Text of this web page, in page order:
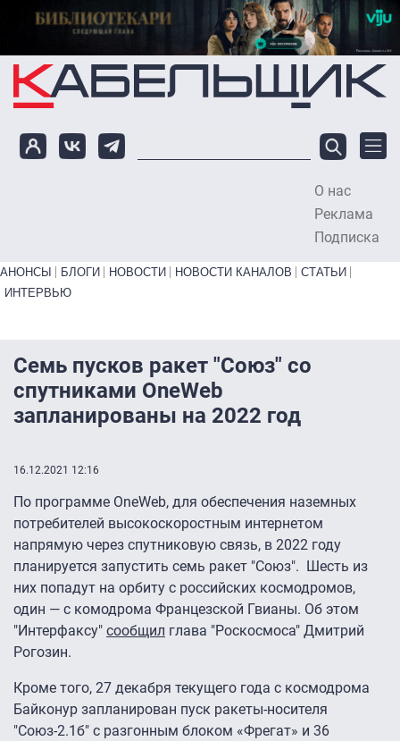
Перейти к основному содержанию
О нас
Реклама
Подписка
Primary links bottom
АНОНСЫ БЛОГИ НОВОСТИ НОВОСТИ КАНАЛОВ
СТАТЬИ
ИНТЕРВЬЮ
Семь пусков ракет "Союз" со
спутниками OneWeb
запланированы на 2022 год
16.12.2021 12:16
По программе OneWeb, для обеспечения наземных
потребителей высокоскоростным интернетом
напрямую через спутниковую связь, в 2022 году
планируется запустить семь ракет "Союз". Шесть из
них попадут на орбиту с российских космодромов,
один — с комодрома Францезской Гвианы. Об этом
"Интерфаксу" сообщил глава "Роскосмоса" Дмитрий
Рогозин.
Кроме того, 27 декабря текущего года с космодрома
Байконур запланирован пуск ракеты-носителя
"Союз-2.1б" с разгонным блоком «Фрегат» и 36